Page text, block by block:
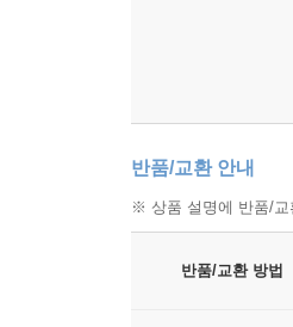
반품/교환 안내
※ 상품 설명에 반품/교
반품/교환 방법